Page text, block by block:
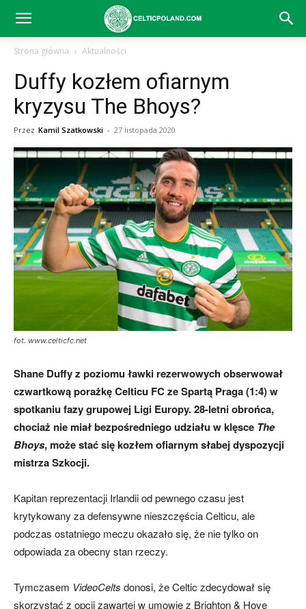
Celtic
Glasgow
aktualności
(transfery,
Strona główna Aktualności
Duffy kozłem ofiarnym
kryzysu The Bhoys?
Przez Kamil Szatkowski - 27 listopada 2020
fot. www.celticfc.net
Shane Duffy z poziomu ławki rezerwowych obserwował
czwartkową porażkę Celticu FC ze Spartą Praga (1:4) w
spotkaniu fazy grupowej Ligi Europy. 28-letni obrońca,
chociaż nie miał bezpośredniego udziału w klęsce The
Bhoys, może stać się kozłem ofiarnym słabej dyspozycji
mistrza Szkocji.
Kapitan reprezentacji Irlandii od pewnego czasu jest
krytykowany za defensywne nieszczęścia Celticu, ale
podczas ostatniego meczu okazało się, że nie tylko on
odpowiada za obecny stan rzeczy.
Tymczasem VideoCelts donosi, że Celtic zdecydował się
skorzystać z opcji zawartej w umowie z Brighton & Hove